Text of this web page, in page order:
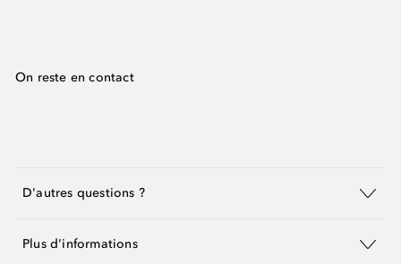
On reste en contact
D'autres questions ?
Plus d'informations